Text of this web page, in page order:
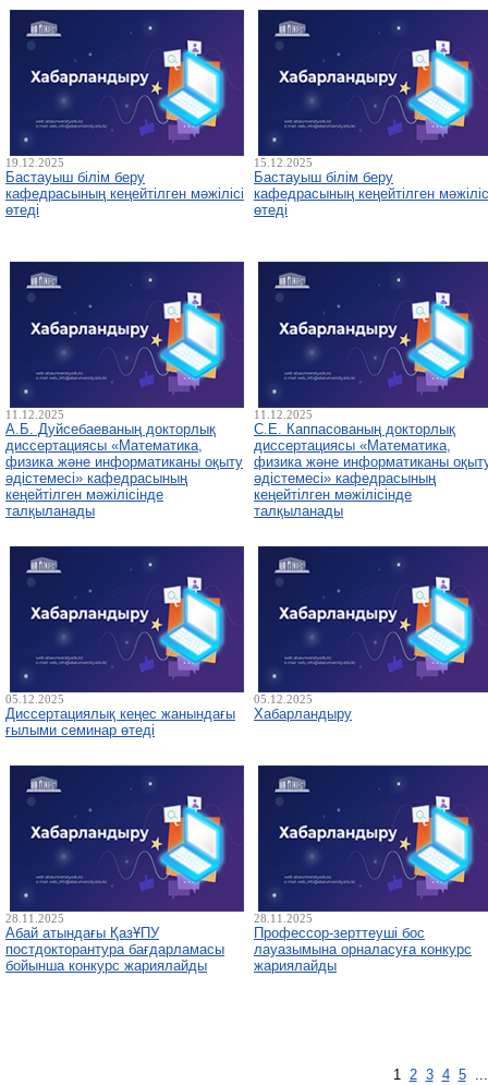
19.12.2025
Бастауыш білім беру
кафедрасының кеңейтілген мәжілісі
өтеді
15.12.2025
Бастауыш білім беру
кафедрасының кеңейтілген
өтеді
11.12.2025
А.Б. Дуйсебаеваның докторлық
диссертациясы «Математика,
физика және информатиканы оқыту
әдістемесі» кафедрасының
кеңейтілген мәжілісінде
талқыланады
11.12.2025
С.Е. Каппасованың докторлық
диссертациясы «Математика,
физика және информатиканы
әдістемесі» кафедрасының
кеңейтілген мәжілісінде
талқыланады
05.12.2025
Диссертациялық кеңес жанындағы
ғылыми семинар өтеді
05.12.2025
Хабарландыру
28.11.2025
Абай атындағы ҚазҰПУ
постдокторантура бағдарламасы
бойынша конкурс жариялайды
28.11.2025
Профессор-зерттеуші бос
лауазымына орналасуға конкурс
жариялайды
1 2 3 4 5